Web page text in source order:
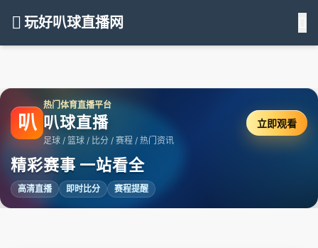
玩好叭球直播网
叭
热门体育直播平台
叭球直播
足球 / 篮球 / 比分 / 赛程 / 热门资讯
精彩赛事 一站看全
高清直播 即时比分 赛程提醒
立即观看